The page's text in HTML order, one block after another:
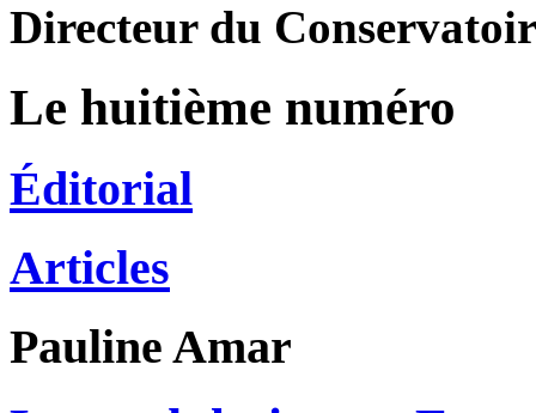
Directeur du
Le huitième numéro
Éditorial
Articles
Pauline Amar